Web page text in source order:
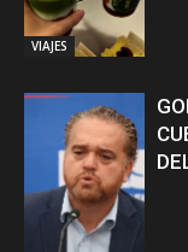
VIAJES